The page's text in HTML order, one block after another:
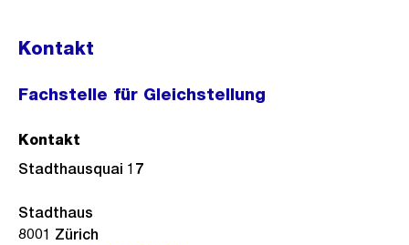
Kontakt
Fachstelle für Gleichstellung
Kontakt
Stadthausquai 17
Stadthaus
8001 Zürich